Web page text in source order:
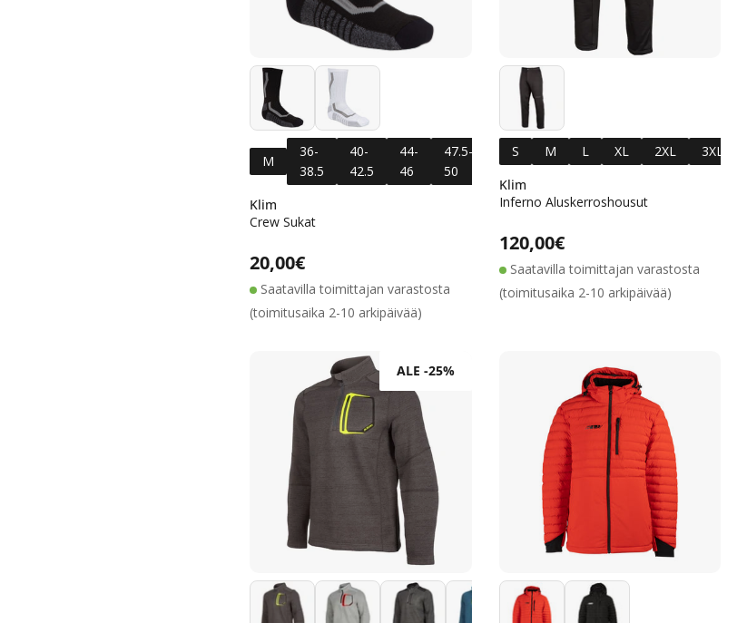
M
36-
38.5
40-
42.5
44-
46
47.5-
50
Klim
Crew Sukat
Normaalihinta
20,00€Alennushinta
Normaalihinta
Saatavilla toimittajan varastosta
(toimitusaika 2-10 arkipäivää)
S M L XL 2XL 3XL
Klim
Inferno Aluskerroshousut
Normaalihinta
120,00€Alennushinta
Normaalihinta
Saatavilla toimittajan varastosta
(toimitusaika 2-10 arkipäivää)
ALE -25%